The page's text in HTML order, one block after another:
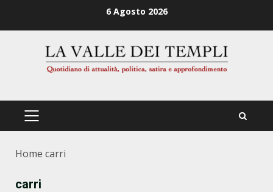
6 Agosto 2026
PRIMÄRES
Home carri
carri